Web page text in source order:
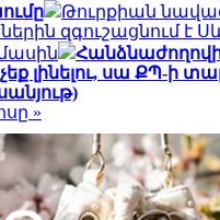
Թուրքիան
զգուշացնում է
Հանձնաժողովի
լինելու, սա ՔՊ-ի
»